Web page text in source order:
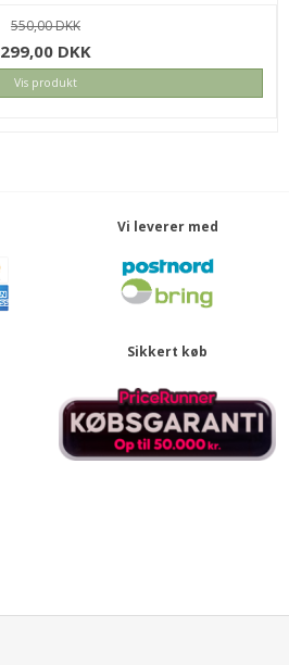
550,00 DKK
299,00 DKK
Vis produkt
Vi leverer med
Sikkert køb